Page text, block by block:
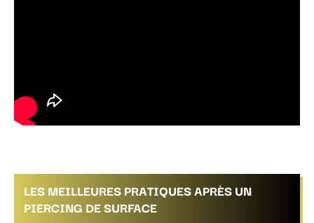
LES MEILLEURES PRATIQUES APRÈS UN
PIERCING DE SURFACE